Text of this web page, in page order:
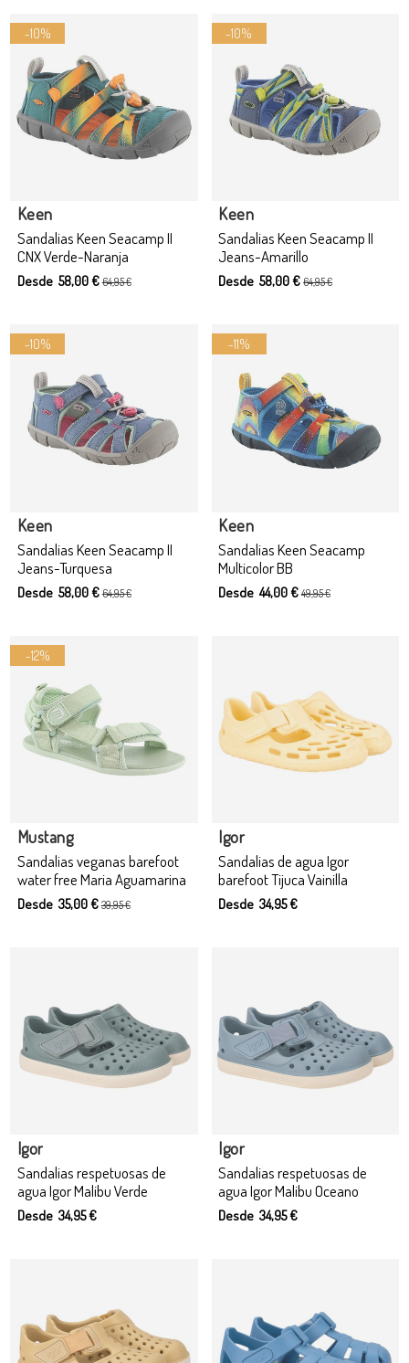
-10%
Sandalias Keen Seacamp II
CNX Verde-Naranja
Keen
Desde 58,00 €64,95 €
-10%
Sandalias Keen Seacamp II
Jeans-Amarillo
Keen
Desde 58,00 € 64,95 €
-10%
Sandalias Keen Seacamp II
Jeans-Turquesa
Keen
Desde 58,00 €64,95 €
-11%
Sandalias Keen Seacamp
Multicolor BB
Keen
Desde 44,00 €49,95 €
-12%
Sandalias veganas barefoot
water free Maria Aguamarina
Mustang
Desde 35,00 €39,95 €
Sandalias de agua Igor
barefoot Tijuca Vainilla
Igor
Desde 34,95 €
Sandalias respetuosas de
agua Igor Malibu Verde
Igor
Desde 34,95 €
Sandalias respetuosas de
agua Igor Malibu Oceano
Igor
Desde 34,95 €